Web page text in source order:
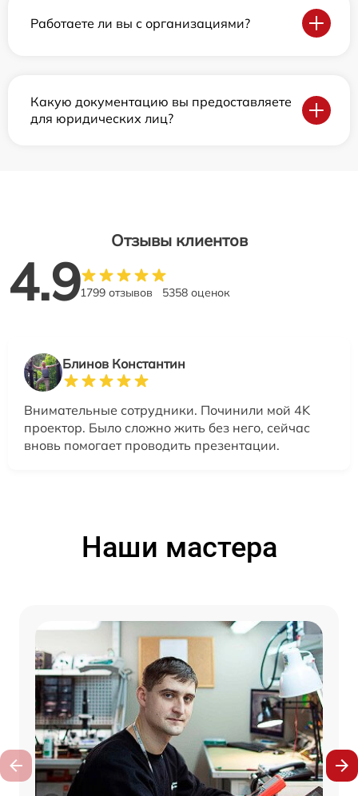
Работаете ли вы с организациями?
Какую документацию вы предоставляете
для юридических лиц?
Отзывы клиентов
4.91799 отзывов 5358 оценок
Блинов Константин
Внимательные сотрудники. Починили мой 4K
проектор. Было сложно жить без него, сейчас
вновь помогает проводить презентации.
Наши мастера